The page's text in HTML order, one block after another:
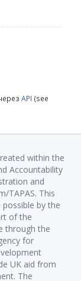
API (see
within the
Accountability
and
TAPAS. This
by the
of the
through the
for
UK aid from
The